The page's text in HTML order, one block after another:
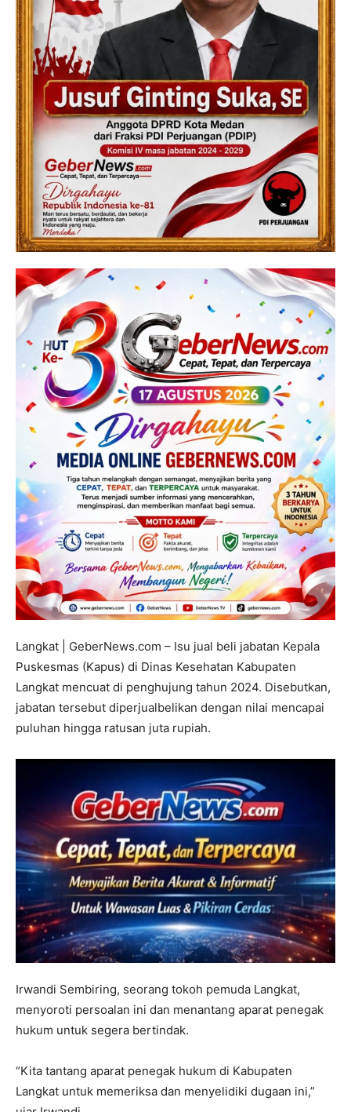
Langkat | GeberNews.com – Isu jual beli jabatan Kepala
Puskesmas (Kapus) di Dinas Kesehatan Kabupaten
Langkat mencuat di penghujung tahun 2024. Disebutkan,
jabatan tersebut diperjualbelikan dengan nilai mencapai
puluhan hingga ratusan juta rupiah.
Irwandi Sembiring, seorang tokoh pemuda Langkat,
menyoroti persoalan ini dan menantang aparat penegak
hukum untuk segera bertindak.
“Kita tantang aparat penegak hukum di Kabupaten
Langkat untuk memeriksa dan menyelidiki dugaan ini,”